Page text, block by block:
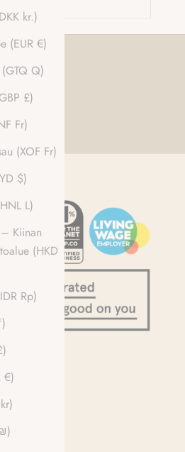
kr.)
(EUR €)
Q)
£)
Fr)
(XOF Fr)
$)
L)
Kiinan
(HKD
Rp)
€)